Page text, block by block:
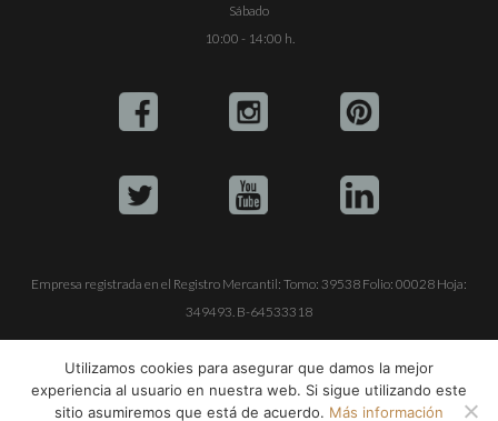
Sábado
10:00 - 14:00 h.
Empresa registrada en el Registro Mercantil: Tomo: 39538 Folio: 00028 Hoja:
349493. B-64533318
ALQUILER DE YATES EN IBIZA S.L.
Utilizamos cookies para asegurar que damos la mejor
experiencia al usuario en nuestra web. Si sigue utilizando este
sitio asumiremos que está de acuerdo. Más información